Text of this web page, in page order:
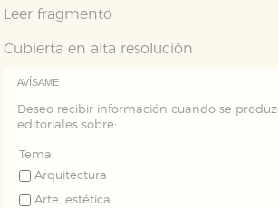
Leer fragmento
Cubierta en alta resolución
AVÍSAME
Deseo recibir información cuando se
editoriales sobre:
Tema:
Arquitectura
Arte, estética
publicitarios y se utilizan para
almacenan directamente
GUARDAR CONFIGURACIÓN
Puede consultar nuestra